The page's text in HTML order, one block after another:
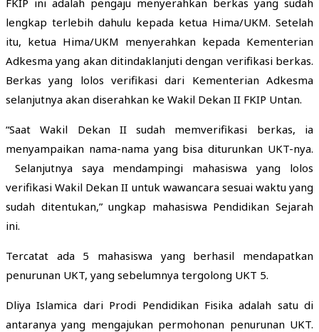
lengkap terlebih dahulu kepada ketua Hima/UKM. Setelah
itu, ketua Hima/UKM menyerahkan kepada Kementerian
Adkesma yang akan ditindaklanjuti dengan verifikasi berkas.
Berkas yang lolos verifikasi dari Kementerian Adkesma
selanjutnya akan diserahkan ke Wakil Dekan II FKIP Untan.
“Saat Wakil Dekan II sudah memverifikasi berkas, ia
menyampaikan nama-nama yang bisa diturunkan UKT-nya.
Selanjutnya saya mendampingi mahasiswa yang lolos
verifikasi Wakil Dekan II untuk wawancara sesuai waktu yang
sudah ditentukan,” ungkap mahasiswa Pendidikan Sejarah
ini.
Tercatat ada 5 mahasiswa yang berhasil mendapatkan
penurunan UKT, yang sebelumnya tergolong UKT 5.
Dliya Islamica dari Prodi Pendidikan Fisika adalah satu di
antaranya yang mengajukan permohonan penurunan UKT.